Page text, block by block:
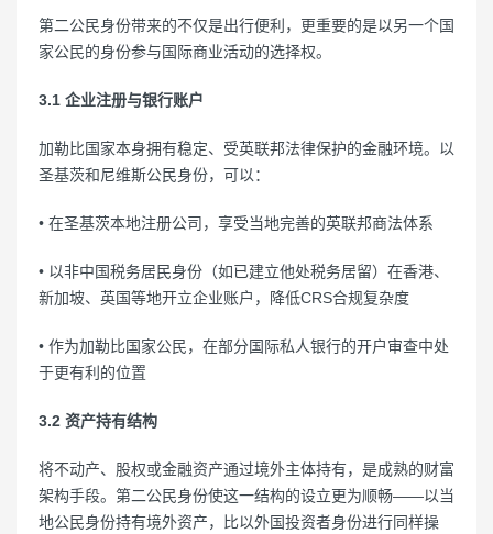
第二公民身份带来的不仅是出行便利，更重要的是以另一个国
家公民的身份参与国际商业活动的选择权。
3.1 企业注册与银行账户
加勒比国家本身拥有稳定、受英联邦法律保护的金融环境。以
圣基茨和尼维斯公民身份，可以：
• 在圣基茨本地注册公司，享受当地完善的英联邦商法体系
• 以非中国税务居民身份（如已建立他处税务居留）在香港、
新加坡、英国等地开立企业账户，降低CRS合规复杂度
• 作为加勒比国家公民，在部分国际私人银行的开户审查中处
于更有利的位置
3.2 资产持有结构
将不动产、股权或金融资产通过境外主体持有，是成熟的财富
架构手段。第二公民身份使这一结构的设立更为顺畅——以当
地公民身份持有境外资产，比以外国投资者身份进行同样操